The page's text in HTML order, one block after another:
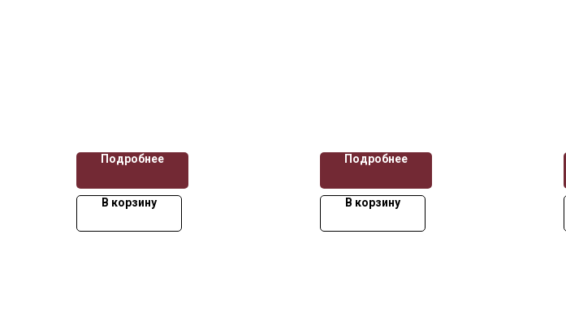
Подробнее
В корзину
Подробнее
В корзину